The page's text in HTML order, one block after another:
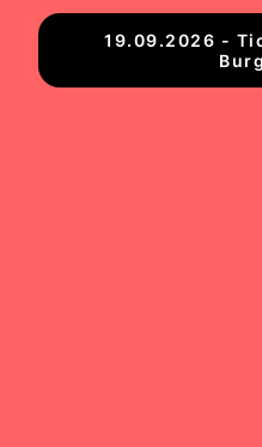
19.09.2026 -